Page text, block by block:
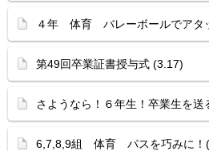
４年 体育 バレーボールでアタ
第49回卒業証書授与式 (3.17)
さようなら！６年生！卒業生を送
6,7,8,9組 体育 パスを巧みに！